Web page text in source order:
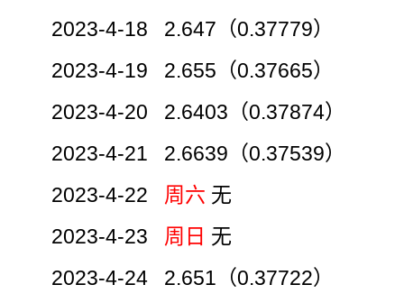
2023-4-18 2.647（0.37779）
2023-4-19 2.655（0.37665）
2023-4-20 2.6403（0.37874）
2023-4-21 2.6639（0.37539）
2023-4-22 周六 无
2023-4-23 周日 无
2023-4-24 2.651（0.37722）